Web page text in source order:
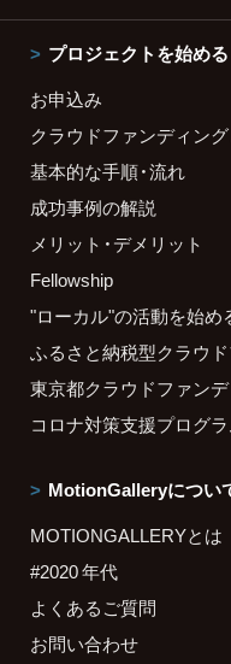
プロジェクトを始める
お申込み
クラウドファンディン
基本的な手順・流れ
成功事例の解説
メリット・デメリット
Fellowship
"ローカル"の活動を始め
ふるさと納税型クラウ
東京都クラウドファン
コロナ対策支援プログ
MotionGalleryについ
MOTIONGALLERYとは
#2020 年代
よくあるご質問
お問い合わせ